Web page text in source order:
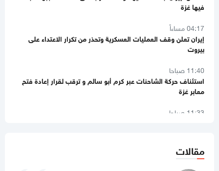
04:17 مساءاً
بيروت
11:40 صباحا
معابر غزة
11:33 صباحا
11:12 صباحا
مقالات